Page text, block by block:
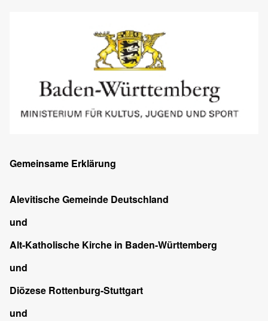
Gemeinsame Erklärung
Alevitische Gemeinde Deutschland
und
Alt-Katholische Kirche in Baden-Württemberg
und
Diözese Rottenburg-Stuttgart
und